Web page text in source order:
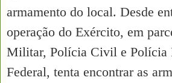
armamento do local. Desde
operação do Exército, em
Militar, Polícia Civil e Polícia
Federal, tenta encontrar as